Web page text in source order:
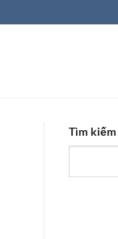
Tìm kiếm